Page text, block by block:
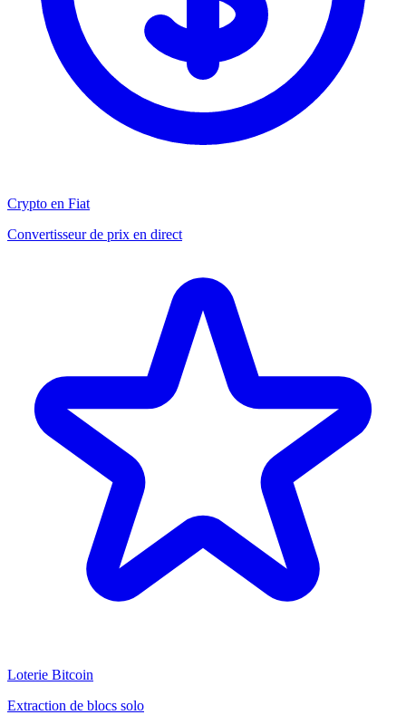
Crypto en Fiat
Convertisseur de prix en direct
Loterie Bitcoin
Extraction de blocs solo